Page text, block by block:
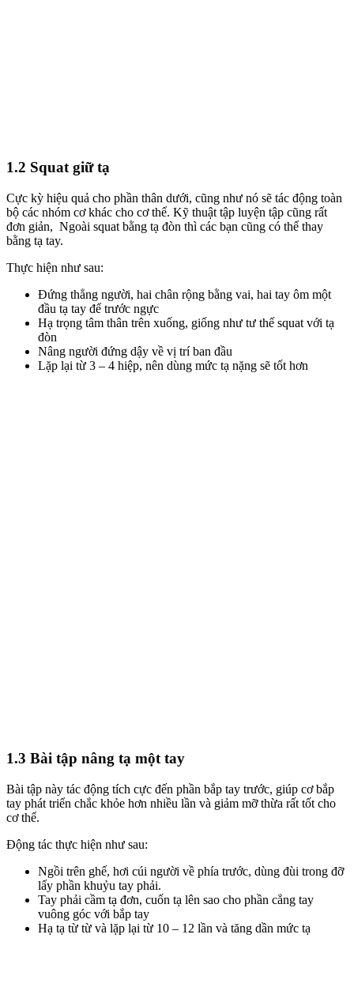
1.2 Squat giữ tạ
Cực kỳ hiệu quả cho phần thân dưới, cũng như nó sẽ tác động toàn
bộ các nhóm cơ khác cho cơ thể. Kỹ thuật tập luyện tập cũng rất
đơn giản, Ngoài squat bằng tạ đòn thì các bạn cũng có thể thay
bằng tạ tay.
Thực hiện như sau:
Đứng thẳng người, hai chân rộng bằng vai, hai tay ôm một
đầu tạ tay để trước ngực
Hạ trọng tâm thân trên xuống, giống như tư thế squat với tạ
đòn
Nâng người đứng dậy về vị trí ban đầu
Lặp lại từ 3 – 4 hiệp, nên dùng mức tạ nặng sẽ tốt hơn
1.3 Bài tập nâng tạ một tay
Bài tập này tác động tích cực đến phần bắp tay trước, giúp cơ bắp
tay phát triển chắc khỏe hơn nhiều lần và giảm mỡ thừa rất tốt cho
cơ thể.
Động tác thực hiện như sau:
Ngồi trên ghế, hơi cúi người về phía trước, dùng đùi trong đỡ
lấy phần khuỷu tay phải.
Tay phải cầm tạ đơn, cuốn tạ lên sao cho phần cẳng tay
vuông góc với bắp tay
Hạ tạ từ từ và lặp lại từ 10 – 12 lần và tăng dần mức tạ